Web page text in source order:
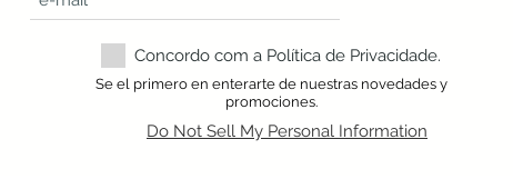
Concordo com a Política de Privacidade.
Se el primero en enterarte de nuestras novedades y
promociones.
Do Not Sell My Personal Information